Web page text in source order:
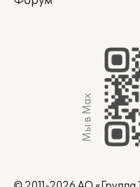
Мы в Max